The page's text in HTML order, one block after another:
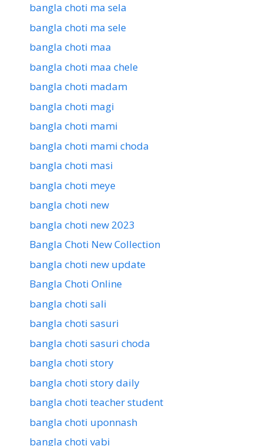
bangla choti ma sela
bangla choti ma sele
bangla choti maa
bangla choti maa chele
bangla choti madam
bangla choti magi
bangla choti mami
bangla choti mami choda
bangla choti masi
bangla choti meye
bangla choti new
bangla choti new 2023
Bangla Choti New Collection
bangla choti new update
Bangla Choti Online
bangla choti sali
bangla choti sasuri
bangla choti sasuri choda
bangla choti story
bangla choti story daily
bangla choti teacher student
bangla choti uponnash
bangla choti vabi